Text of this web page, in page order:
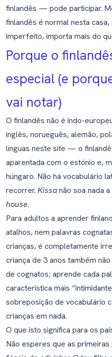
finlandês — pode participar.
finlandês é normal nesta
imperfeito, importa mais do
Porque o
especial (e
vai notar)
O finlandês não é indo-
inglês, norueguês, alemão,
línguas neste site — o
aparentada com o estónio e,
húngaro. Não há vocabulário
recorrer. Kissanão soa nada a
house.
Para adultos a aprender
atalhos, nem palavras
crianças, é completamente
criança de 3 anos também
de cognatos; aprende cada
característica mais
sobreposição de vocabulário
crianças em nada.
O que isto significa para os
Não esperes que as